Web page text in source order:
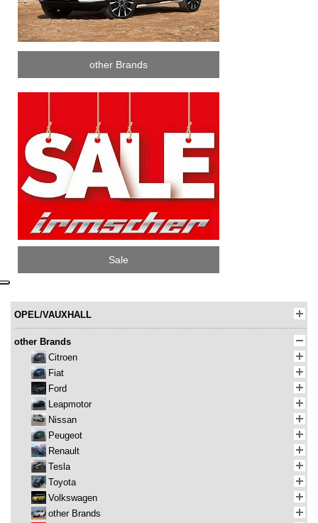
other Brands
Sale
OPEL/VAUXHALL
other Brands
Citroen
Fiat
Ford
Leapmotor
Nissan
Peugeot
Renault
Tesla
Toyota
Volkswagen
other Brands